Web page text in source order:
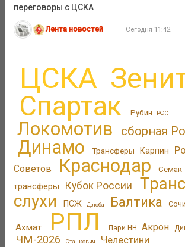
переговоры с ЦСКА
Лента новостей Сегодня 11:42
ЦСКА
Спартак Рубин РФС
Локомотив сборная
Динамо Трансферы Карпин
Советов
Краснодар Семак
трансферы
Кубок России
слухи
ПСЖ Дзюба Балтика Сочи
Ахмат РПЛ Пари НН Акрон
ЧМ-2026 Станкович Челестини